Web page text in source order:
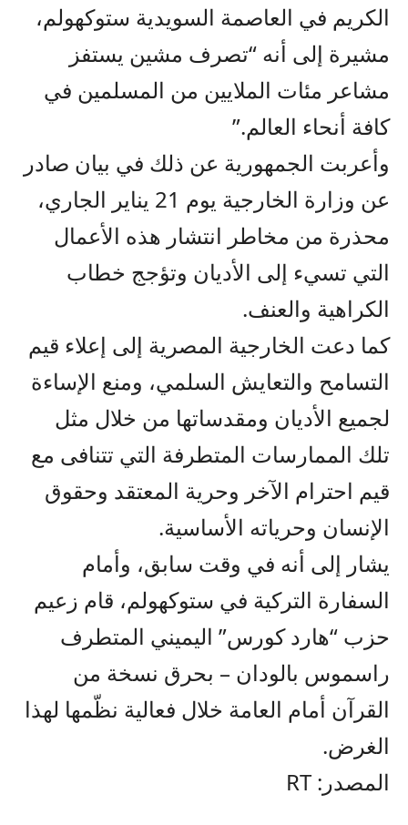
الكريم في العاصمة السويدية ستوكهولم،
مشيرة إلى أنه “تصرف مشين يستفز
مشاعر مئات الملايين من المسلمين في
كافة أنحاء العالم.”
وأعربت الجمهورية عن ذلك في بيان صادر
عن وزارة الخارجية يوم 21 يناير الجاري،
محذرة من مخاطر انتشار هذه الأعمال
التي تسيء إلى الأديان وتؤجج خطاب
الكراهية والعنف.
كما دعت الخارجية المصرية إلى إعلاء قيم
التسامح والتعايش السلمي، ومنع الإساءة
لجميع الأديان ومقدساتها من خلال مثل
تلك الممارسات المتطرفة التي تتنافى مع
قيم احترام الآخر وحرية المعتقد وحقوق
الإنسان وحرياته الأساسية.
يشار إلى أنه في وقت سابق، وأمام
السفارة التركية في ستوكهولم، قام زعيم
حزب “هارد كورس” اليميني المتطرف
راسموس بالودان – بحرق نسخة من
القرآن أمام العامة خلال فعالية نظّمها لهذا
الغرض.
المصدر: RT